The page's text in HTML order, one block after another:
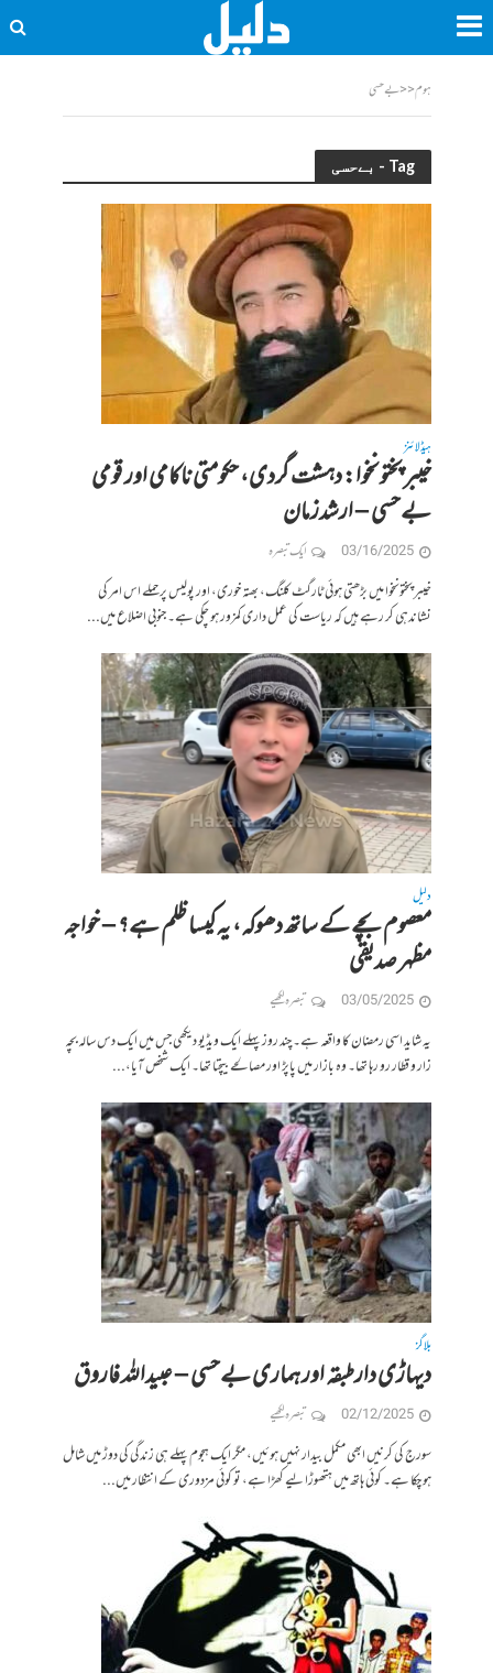
ہوم<<بےحسی
Tag - بےحسی
ہیڈلائنز
خیبر پختونخوا: دہشت گردی، حکومتی ناکامی اور قومی
بےحسی – ارشدزمان
03/16/2025 ایک تبصرہ
‎‎خیبر پختونخوا میں بڑھتی ہوئی ٹارگٹ کلنگ، بھتہ خوری، اور پولیس پر حملے اس امر کی
نشاندہی کر رہے ہیں کہ ریاست کی عمل داری کمزور ہو چکی ہے۔ جنوبی اضلاع میں...
دلیل
معصوم بچے کے ساتھ دھوکہ، یہ کیسا ظلم ہے؟ – خواجہ
مظہر صدیقی
03/05/2025 تبصرہ لکھیے
یہ شاید اسی رمضان کا واقعہ ہے۔ چند روز پہلے ایک ویڈیو دیکھی جس میں ایک دس سالہ بچہ
زار و قطار رو رہا تھا۔ وہ بازار میں پاپڑ اور مصالحے بیچتا تھا۔ ایک شخص آیا،...
بلاگز
دیہاڑی دار طبقہ اور ہماری بےحسی – عبیداللہ فاروق
02/12/2025 تبصرہ لکھیے
سورج کی کرنیں ابھی مکمل بیدار نہیں ہوئیں، مگر ایک ہجوم پہلے ہی زندگی کی دوڑ میں شامل
ہو چکا ہے۔ کوئی ہاتھ میں ہتھوڑا لیے کھڑا ہے، تو کوئی مزدوری کے انتظار میں...